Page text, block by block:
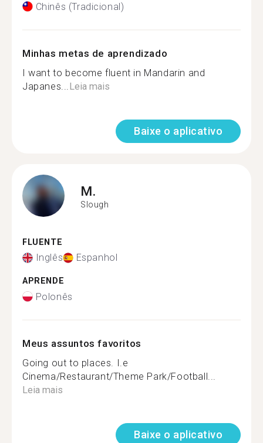
Chinês (Tradicional)
Minhas metas de aprendizado
I want to become fluent in Mandarin and
Japanes... Leia mais
Baixe o aplicativo
M.
Slough
FLUENTE
Inglês Espanhol
APRENDE
Polonês
Meus assuntos favoritos
Going out to places. I.e
Cinema/Restaurant/Theme Park/Football...
Leia mais
Baixe o aplicativo